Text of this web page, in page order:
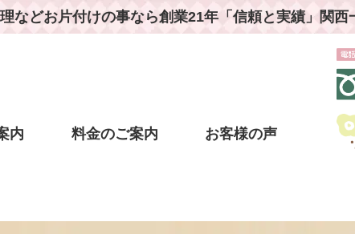
などお片付けの事なら創業21年「信頼と実績」関西
内 料金のご案内 お客様の声